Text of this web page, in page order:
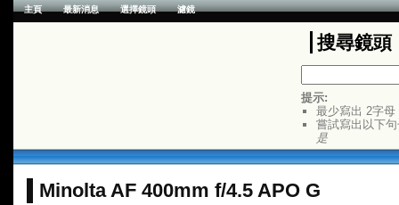
主頁 最新消息 選擇鏡頭 濾鏡
搜尋鏡頭
提示:
最少寫出 2字母
嘗試寫出以下
是
Minolta AF 400mm f/4.5 APO G